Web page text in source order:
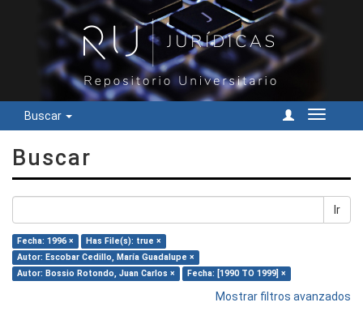
Buscar
Cambiar
Buscar
Ir
Fecha: 1996 ×
Has File(s): true ×
Autor: Escobar Cedillo, María Guadalupe ×
Autor: Bossio Rotondo, Juan Carlos ×
Fecha: [1990 TO 1999] ×
Mostrar filtros avanzados